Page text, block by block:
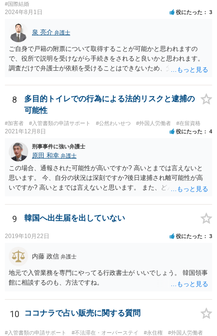
#国際結婚
2024年8月1日 役にたった 3
泉 亮介 弁護士
ご自身で戸籍の附票について取得することが可能かと思われますの
で、役所で説明を受けながら手続きをされると良いかと思われます。
調査だけで弁護士が依頼を受けることはできないため、父親に対して
ょう。
8
多目的トイレでの行為による法的リスクと逮捕の
可能性
#加害者 #入管書類の申請サポート #公然わいせつ #外国人労働者 #在留資格
2021年12月8日 役にたった 4
刑事事件に強い弁護士
原田 和幸 弁護士
この場合、通報された可能性が高いですか? 高いとまでは言えないと
思います。 今、自分の状況は深刻ですか?後日逮捕され離可能性が高
いですか? 高いとまでは言えないと思います。 また、どんな犯罪をし
たりでしょうか。
9 韓国へ出生届を出していない
2019年10月22日 役にたった 3
内藤 政信 弁護士
地元で入管業務を専門にやってる行政書士が いいでしょう。 韓国領事
館に相談するのも、方法ですね。
10 ココナラで占い販売に関する質問
#入管書類の申請サポート #不法滞在・オーバーステイ #永住権 #外国人労働者